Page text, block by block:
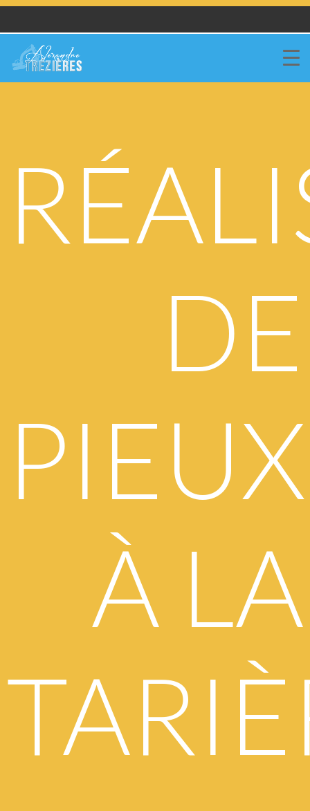
DE
PIEUX
À LA